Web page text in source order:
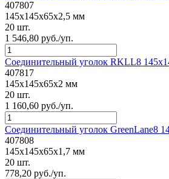
407807
145x145x65x2,5 мм
20 шт.
1 546,80 руб./уп.
Соединительный уголок RKLL8
407817
145x145x65x2 мм
20 шт.
1 160,60 руб./уп.
Соединительный уголок GreenLane8
407808
145x145x65x1,7 мм
20 шт.
778,20 руб./уп.